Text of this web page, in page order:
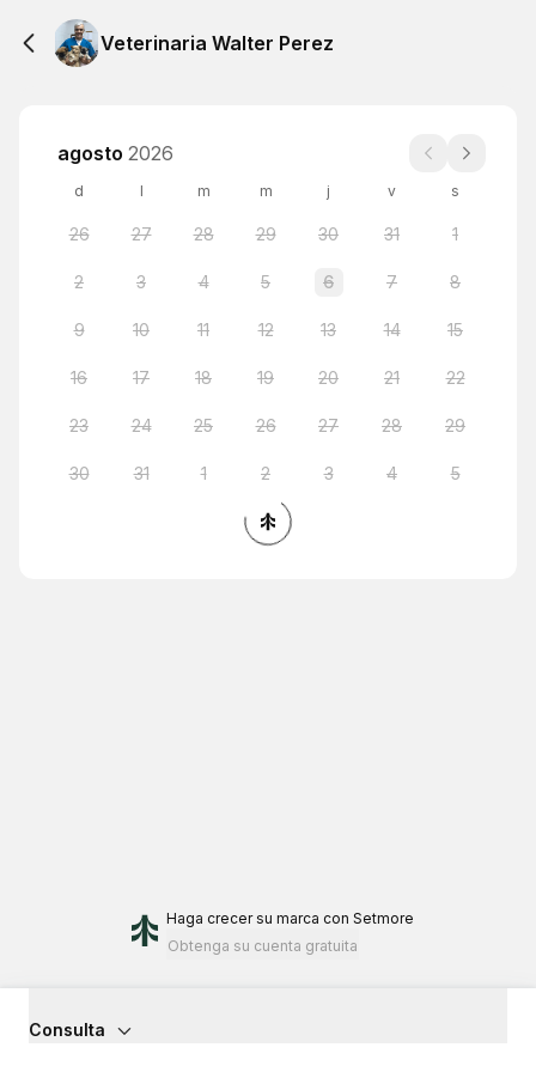
Veterinaria Walter Perez
agosto 2026
d l m m j v s
26 27 28 29 30 31 1
2 3 4 5 6 7 8
9 10 11 12 13 14 15
16 17 18 19 20 21 22
23 24 25 26 27 28 29
30 31 1 2 3 4 5
Haga crecer su marca con Setmore
Obtenga su cuenta gratuita
Consulta